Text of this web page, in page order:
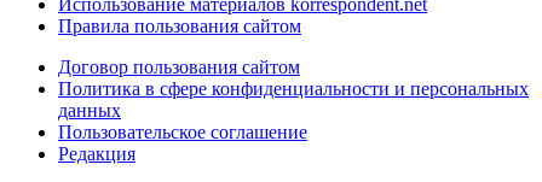
Правила пользования сайтом
Договор пользования сайтом
Политика в сфере конфиденциальности и персональных
данных
Пользовательское соглашение
Редакция